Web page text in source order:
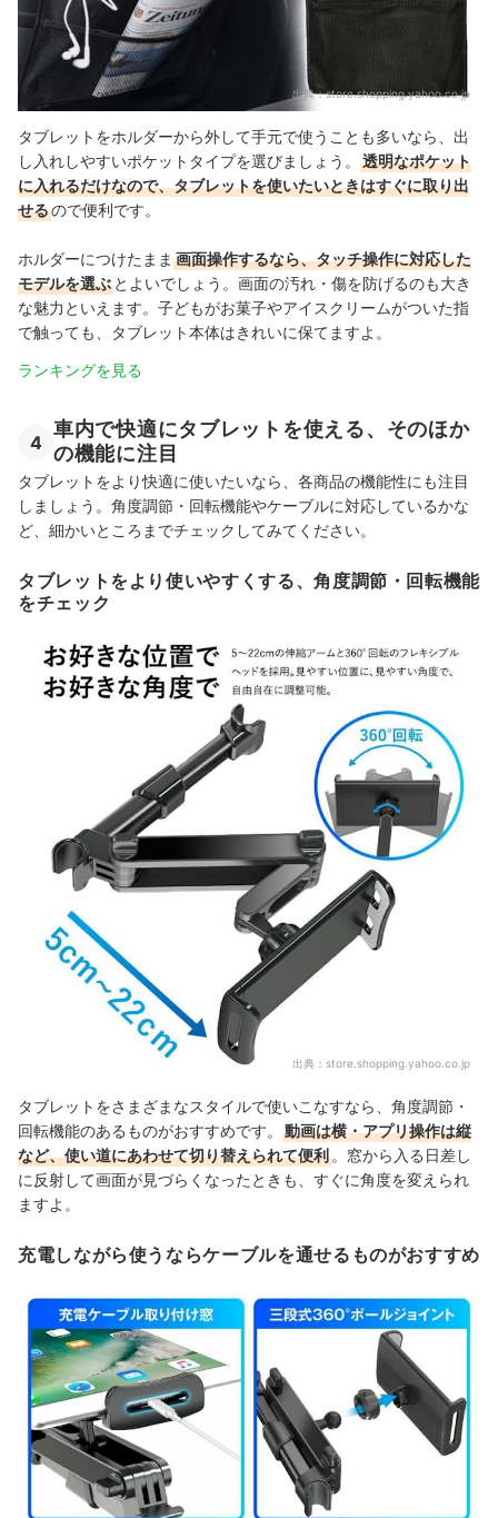
出典：store.shopping.yahoo.co.jp
タブレットをホルダーから外して手元で使うことも多いなら、出
し入れしやすいポケットタイプを選びましょう。
透明なポケット
に入れるだけなので、タブレットを使いたいときはすぐに取り出
せるので便利です。
ホルダーにつけたまま 画面操作するなら、タッチ操作に対応した
モデルを選ぶ とよいでしょう。画面の汚れ・傷を防げるのも大き
な魅力といえます。子どもがお菓子やアイスクリームがついた指
で触っても、タブレット本体はきれいに保てますよ。
ランキングを見る
4
車内で快適にタブレットを使える、そのほか
の機能に注目
タブレットをより快適に使いたいなら、各商品の機能性にも注目
しましょう。角度調節・回転機能やケーブルに対応しているかな
ど、細かいところまでチェックしてみてください。
タブレットをより使いやすくする、角度調節・回転機能
をチェック
出典： store.shopping.yahoo.co.jp
タブレットをさまざまなスタイルで使いこなすなら、角度調節・
回転機能のあるものがおすすめです。
動画は横・アプリ操作は縦
など、使い道にあわせて切り替えられて便利 。 窓から入る日差し
に反射して画面が見づらくなったときも、すぐに角度を変えられ
ますよ。
充電しながら使うならケーブルを通せるものがおすすめ